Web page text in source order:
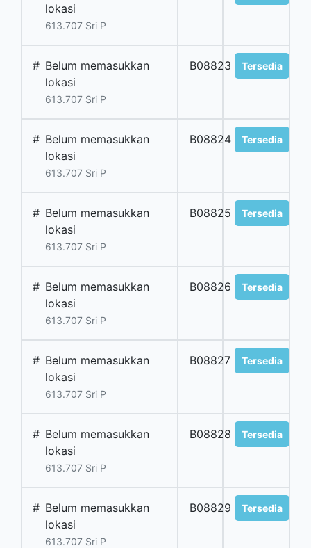
lokasi
613.707 Sri P
# Belum memasukkan
lokasi
613.707 Sri P
B08823 Tersedia
# Belum memasukkan
lokasi
613.707 Sri P
B08824 Tersedia
# Belum memasukkan
lokasi
613.707 Sri P
B08825 Tersedia
# Belum memasukkan
lokasi
613.707 Sri P
B08826 Tersedia
# Belum memasukkan
lokasi
613.707 Sri P
B08827 Tersedia
# Belum memasukkan
lokasi
613.707 Sri P
B08828 Tersedia
# Belum memasukkan
lokasi
613.707 Sri P
B08829 Tersedia